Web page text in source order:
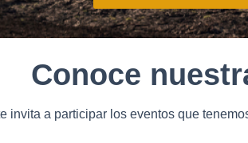
Conoce
invita a participar los eventos que